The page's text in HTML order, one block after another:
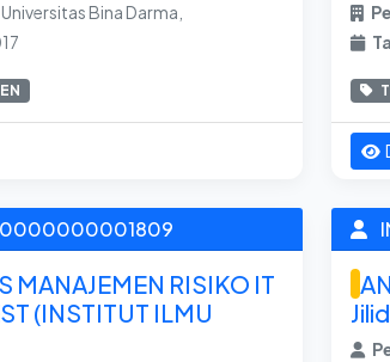
Universitas Bina Darma,
MANAJEMEN RISIKO IT
(INSTITUT ILMU